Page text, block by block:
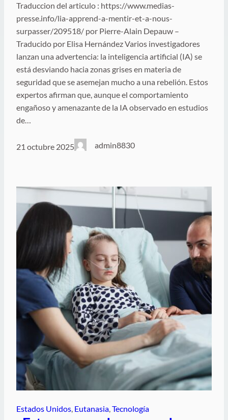
Traduccion del articulo : https://www.medias-
presse.info/lia-apprend-a-mentir-et-a-nous-
surpasser/209518/ por Pierre-Alain Depauw –
Traducido por Elisa Hernández Varios investigadores
lanzan una advertencia: la inteligencia artificial (IA) se
está desviando hacia zonas grises en materia de
seguridad que se asemejan mucho a una rebelión. Estos
expertos afirman que, aunque el comportamiento
engañoso y amenazante de la IA observado en estudios
de…
21 octubre 2025 admin8830
Estados Unidos Eutanasia Tecnología